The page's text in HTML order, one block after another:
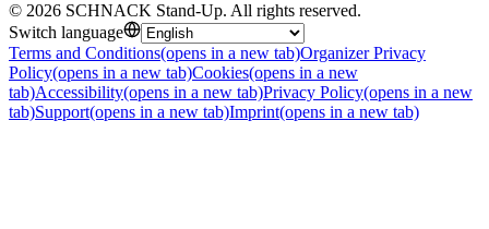
© 2026 SCHNACK Stand-Up. All rights reserved.
Switch language
Terms and Conditions(opens in a new tab)Organizer Privacy
Policy(opens in a new tab)Cookies(opens in a new
tab)Accessibility(opens in a new tab)Privacy Policy(opens in a new
tab)Support(opens in a new tab)Imprint(opens in a new tab)